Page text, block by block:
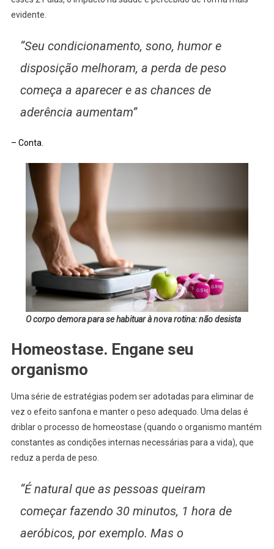
evidente.
“Seu condicionamento, sono, humor e
disposição melhoram, a perda de peso
começa a aparecer e as chances de
aderência aumentam”
– Conta.
O corpo demora para se habituar à nova rotina: não desista
Homeostase. Engane seu
organismo
Uma série de estratégias podem ser adotadas para eliminar de
vez o efeito sanfona e manter o peso adequado. Uma delas é
driblar o processo de homeostase (quando o organismo mantém
constantes as condições internas necessárias para a vida), que
reduz a perda de peso.
“É natural que as pessoas queiram
começar fazendo 30 minutos, 1 hora de
aeróbicos, por exemplo. Mas o